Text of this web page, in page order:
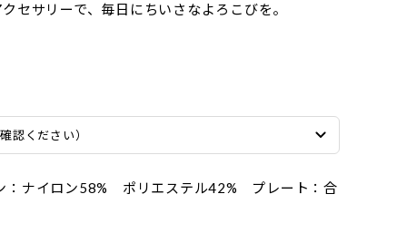
セサリーで、毎日にちいさなよろこびを。
認ください）
：ナイロン58% ポリエステル42% プレート：合